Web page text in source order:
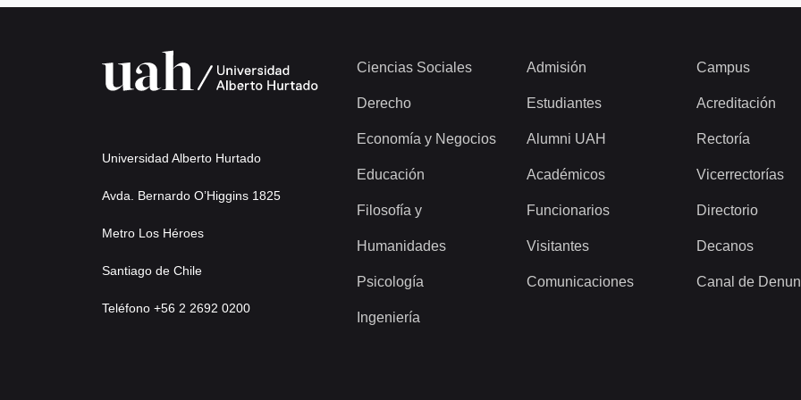
Universidad Alberto Hurtado
Avda. Bernardo O’Higgins 1825
Metro Los Héroes
Santiago de Chile
Teléfono +56 2 2692 0200
Ciencias Sociales
Derecho
Economía y Negocios
Educación
Filosofía y
Humanidades
Psicología
Ingeniería
Admisión
Estudiantes
Alumni UAH
Académicos
Funcionarios
Visitantes
Comunicaciones
Campus
Acreditación
Rectoría
Vicerrectorías
Directorio
Decanos
Canal de